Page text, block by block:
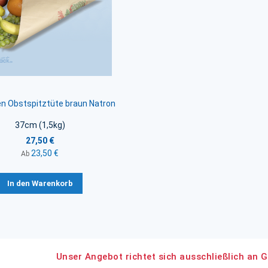
Obstspitztüte braun Natron
37cm (1,5kg)
27,50 €
Ab 23,50 €
In den Warenkorb
Unser Angebot richtet sich ausschließlich an